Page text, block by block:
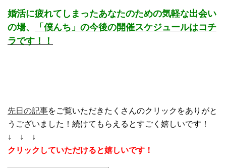
婚活に疲れてしまったあなたのための気軽な出会い
の場、
「僕んち」の今後の開催スケジュールはコチ
ラです！！
先日の記事をご覧いただきたくさんのクリックをありがと
うございました！続けてもらえるとすごく嬉しいです！
↓ ↓ ↓
クリックしていただけると嬉しいです！